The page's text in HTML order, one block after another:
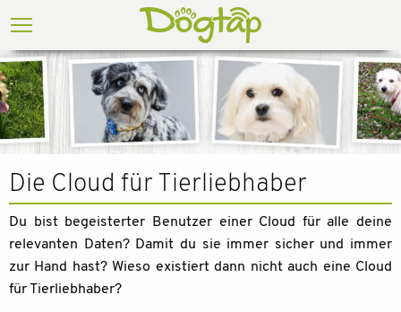
Die Cloud für Tierliebhaber
Du bist begeisterter Benutzer einer Cloud für alle deine
relevanten Daten? Damit du sie immer sicher und immer
zur Hand hast? Wieso existiert dann nicht auch eine Cloud
für Tierliebhaber?